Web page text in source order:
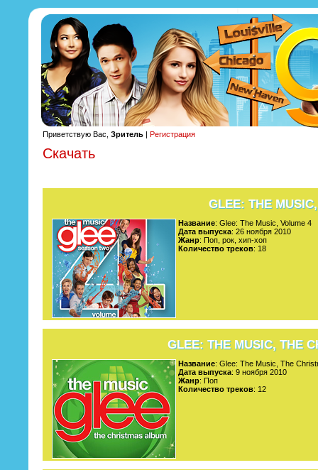
Приветствую Вас, Зритель | Регистрация
Скачать
GLEE: THE
Название: Glee: The Music, Volume 4
Дата выпуска: 26 ноября 2010
Жанр: Поп, рок, хип-хоп
Количество треков: 18
GLEE: THE MUSIC, THE
Название: Glee: The Music, The
Дата выпуска: 9 ноября 2010
Жанр: Поп
Количество треков: 12